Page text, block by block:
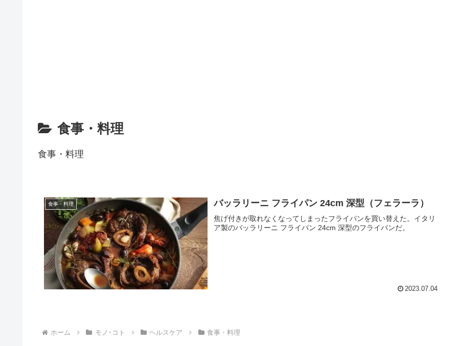
食事・料理
食事・料理
食事・料理 バッラリーニ フライパン 24cm 深型（フェラーラ）
焦げ付きが取れなくなってしまったフライパンを買い替えた。イタリ
ア製のバッラリーニ フライパン 24cm 深型のフライパンだ。
2023.07.04
ホーム モノ･コト ヘルスケア 食事・料理